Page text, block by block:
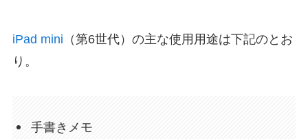
iPad mini （第6世代）の主な使用用途は下記のとお
り。
手書きメモ